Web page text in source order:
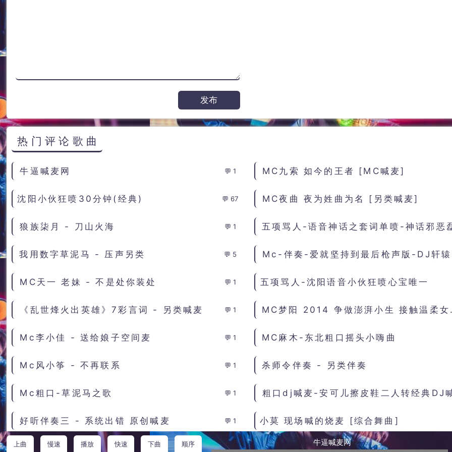
热门评论歌曲
牛逼喊麦网 1 MC九索 如今的王者 [MC喊麦]
沈阳小伙狂喷30分钟(经典) 67 MC夜曲 夜为姓曲为名 [另类喊麦]
狼族柒月 - 刀山火海 1 五项骂人-语音神话之套词单喷-神话邪恶
我用数字草泥马 - 压声另类 5
MC天一 老妹 - 不是处你装处 1 五项骂人-沈阳语音小伙狂喷心宝唯一
《乱世烽火出英雄》7彩言词 - 另类喊麦 1 MC梦阳
Mc李小佳 - 送给娘子空间麦 1 MC麻木-东北粗口摇头小嗨曲
Mc风小筝 - 不再联系 1 杀师令伴奏 - 另类伴奏
Mc粗口-草泥马之歌 1
好听伴奏三 - 系统出错 原创喊麦 1 小莫 现场喊的烧麦 [综合舞曲]
上曲 慢速 播放 快速 下曲 顺序 牛逼喊麦网